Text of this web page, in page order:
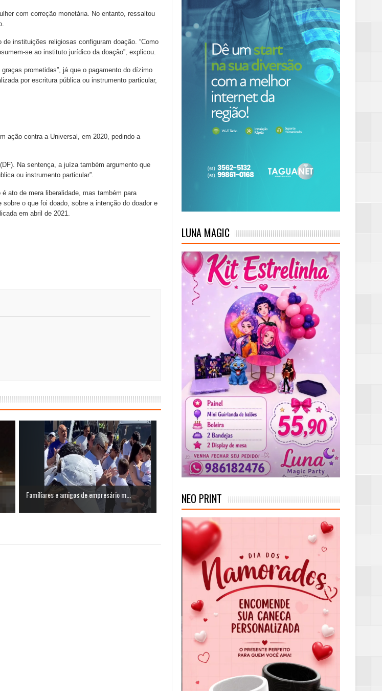
com correção monetária. No entanto, ressaltou
instituições religiosas configuram doação. “Como
se ao instituto jurídico da doação”, explicou.
prometidas”, já que o pagamento do dízimo
por escritura pública ou instrumento particular,
ação contra a Universal, em 2020, pedindo a
Na sentença, a juíza também argumento que
ou instrumento particular”.
ato de mera liberalidade, mas também para
o que foi doado, sobre a intenção do doador e
em abril de 2021.
Famíliares e amigos de empresário m...
LUNA MAGIC
NEO PRINT